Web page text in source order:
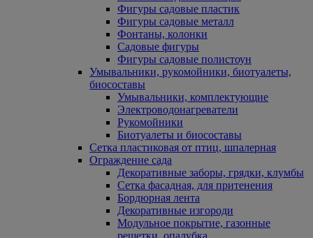
Фигуры садовые пластик
Фигуры садовые металл
Фонтаны, колонки
Садовые фигуры
Фигуры садовые полистоун
Умывальники, рукомойники, биотуалеты,
биосоставы
Умывальники, комплектующие
Электроводонагреватели
Рукомойники
Биотуалеты и биосоставы
Сетка пластиковая от птиц, шпалерная
Ограждение сада
Декоративные заборы, грядки, клумбы
Сетка фасадная, для притенения
Бордюрная лента
Декоративные изгороди
Модульное покрытие, газонные
решетки, опалубка